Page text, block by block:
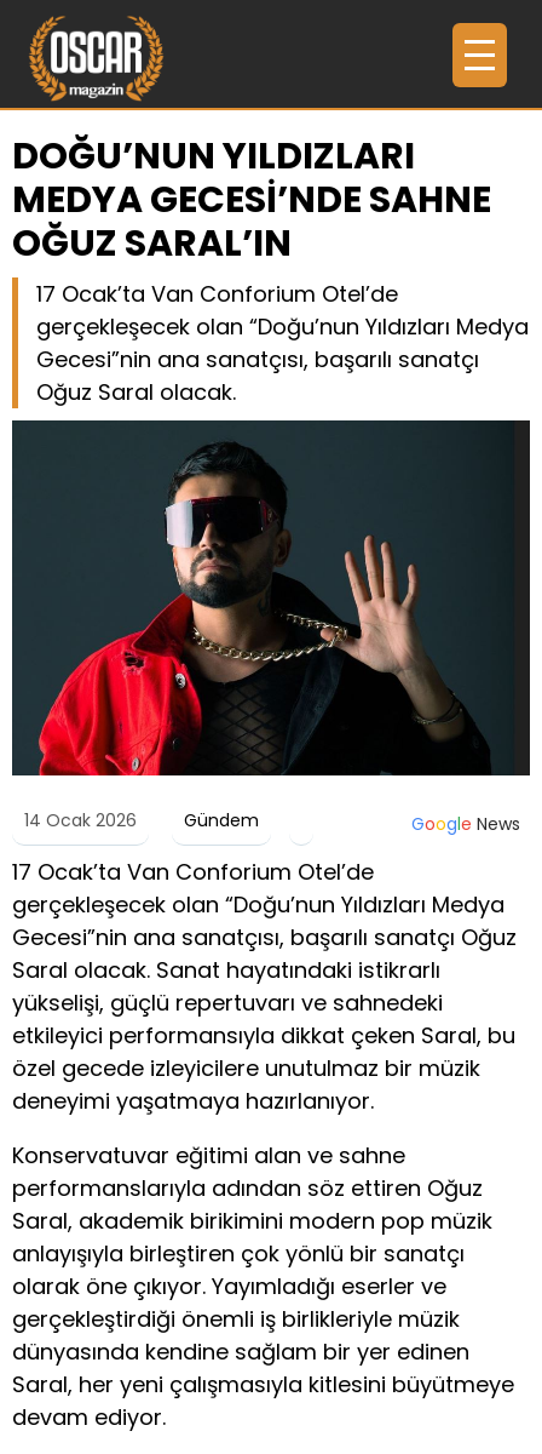
DOĞU’NUN YILDIZLARI
MEDYA GECESİ’NDE SAHNE
OĞUZ SARAL’IN
17 Ocak’ta Van Conforium Otel’de
gerçekleşecek olan “Doğu’nun Yıldızları Medya
Gecesi”nin ana sanatçısı, başarılı sanatçı
Oğuz Saral olacak.
14 Ocak 2026 Gündem Google News
17 Ocak’ta Van Conforium Otel’de
gerçekleşecek olan “Doğu’nun Yıldızları Medya
Gecesi”nin ana sanatçısı, başarılı sanatçı Oğuz
Saral olacak. Sanat hayatındaki istikrarlı
yükselişi, güçlü repertuvarı ve sahnedeki
etkileyici performansıyla dikkat çeken Saral, bu
özel gecede izleyicilere unutulmaz bir müzik
deneyimi yaşatmaya hazırlanıyor.
Konservatuvar eğitimi alan ve sahne
performanslarıyla adından söz ettiren Oğuz
Saral, akademik birikimini modern pop müzik
anlayışıyla birleştiren çok yönlü bir sanatçı
olarak öne çıkıyor. Yayımladığı eserler ve
gerçekleştirdiği önemli iş birlikleriyle müzik
dünyasında kendine sağlam bir yer edinen
Saral, her yeni çalışmasıyla kitlesini büyütmeye
devam ediyor.